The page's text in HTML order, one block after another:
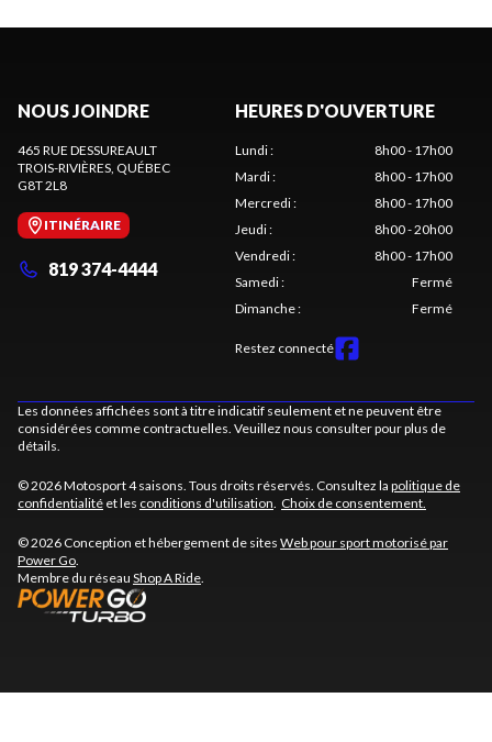
NOUS JOINDRE
465 RUE DESSUREAULT
TROIS-RIVIÈRES, QUÉBEC
G8T 2L8
ITINÉRAIRE
819 374-4444
HEURES D'OUVERTURE
Lundi:
8h00 - 17h00
Mardi:
8h00 - 17h00
Mercredi:
8h00 - 17h00
Jeudi:
8h00 - 20h00
Vendredi:
8h00 - 17h00
Samedi:
Fermé
Dimanche: Fermé
Restez connecté
Les données affichées sont à titre indicatif seulement et ne peuvent être
considérées comme contractuelles. Veuillez nous consulter pour plus de
détails.
© 2026 Motosport 4 saisons. Tous droits réservés. Consultez la politique de
confidentialité et les conditions d'utilisation. Choix de consentement.
© 2026 Conception et hébergement de sites Web pour sport motorisé par
Power Go.
Membre du réseau Shop A Ride.